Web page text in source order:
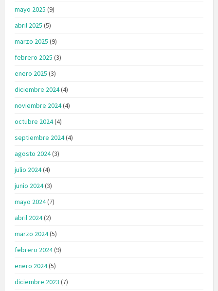
mayo 2025 (9)
abril 2025 (5)
marzo 2025 (9)
febrero 2025 (3)
enero 2025 (3)
diciembre 2024(4)
noviembre 2024(4)
octubre 2024(4)
septiembre 2024(4)
agosto 2024(3)
julio 2024(4)
junio 2024(3)
mayo 2024(7)
abril 2024(2)
marzo 2024(5)
febrero 2024(9)
enero 2024(5)
diciembre 2023 (7)